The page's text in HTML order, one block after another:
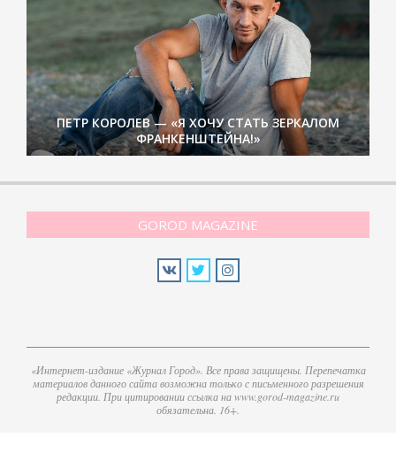
ПЕТР КОРОЛЕВ — «Я ХОЧУ СТАТЬ ЗЕРКАЛОМ
ФРАНКЕНШТЕЙНА!»
GOROD MAGAZINE
«Интернет-издание «Журнал Город». Все права защищены. Перепечатка
материалов данного сайта возможна только с письменного разрешения
редакции. При цитировании ссылка на www.gorod-magazine.ru
обязательна. 16+.